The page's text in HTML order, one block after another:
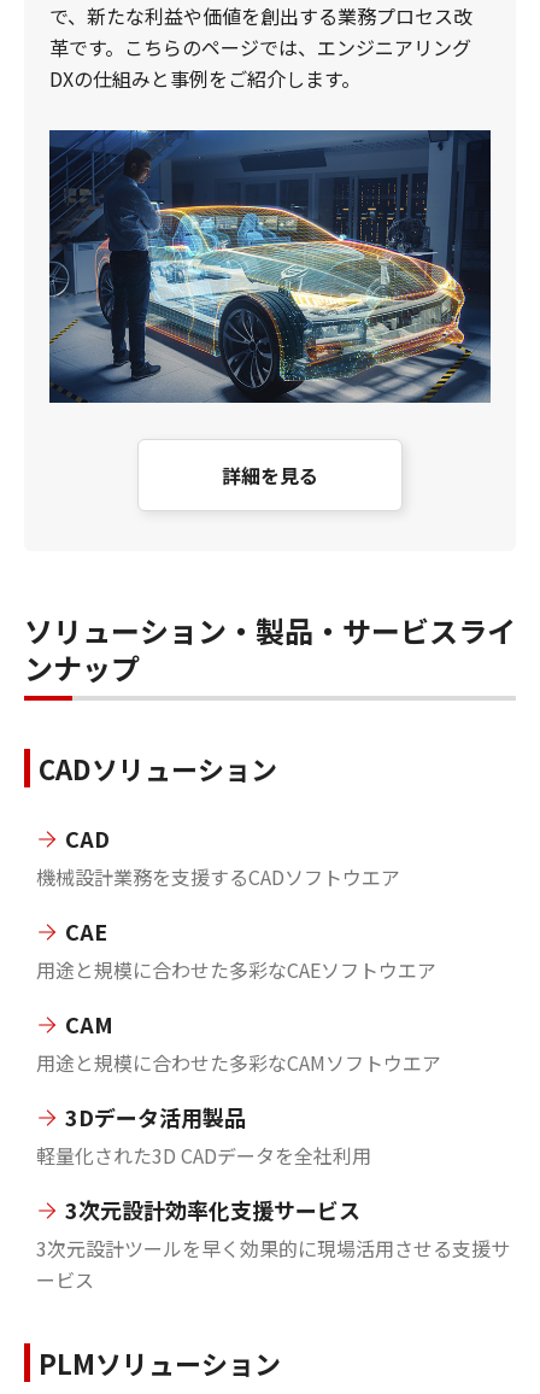
で、新たな利益や価値を創出する業務プロセス改
革です。こちらのページでは、エンジニアリング
DXの仕組みと事例をご紹介します。
詳細を見る
ソリューション・製品・サービスライ
ンナップ
CADソリューション
CAD
機械設計業務を支援するCADソフトウエア
CAE
用途と規模に合わせた多彩なCAEソフトウエア
CAM
用途と規模に合わせた多彩なCAMソフトウエア
3Dデータ活用製品
軽量化された3D CADデータを全社利用
3次元設計効率化支援サービス
3次元設計ツールを早く効果的に現場活用させる支援サ
ービス
PLMソリューション